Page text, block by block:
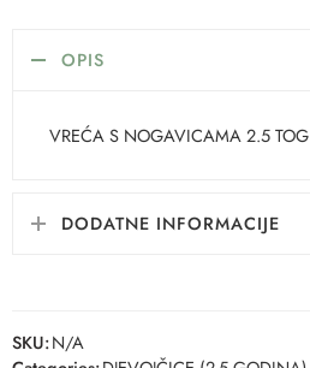
OPIS
VREĆA S NOGAVICAMA 2.5 TOG
DODATNE INFORMACIJE
SKU:N/A